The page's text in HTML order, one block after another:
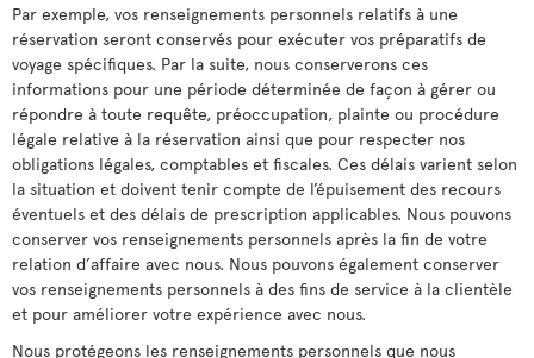
Par exemple, vos renseignements personnels relatifs à une
réservation seront conservés pour exécuter vos préparatifs de
voyage spécifiques. Par la suite, nous conserverons ces
informations pour une période déterminée de façon à gérer ou
répondre à toute requête, préoccupation, plainte ou procédure
légale relative à la réservation ainsi que pour respecter nos
obligations légales, comptables et fiscales. Ces délais varient selon
la situation et doivent tenir compte de l’épuisement des recours
éventuels et des délais de prescription applicables. Nous pouvons
conserver vos renseignements personnels après la fin de votre
relation d’affaire avec nous. Nous pouvons également conserver
vos renseignements personnels à des fins de service à la clientèle
et pour améliorer votre expérience avec nous.
Nous protégeons les renseignements personnels que nous